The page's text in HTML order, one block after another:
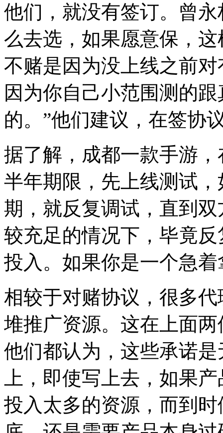
他们，就没有签订。曾
么去选，如果愿意保，
不赌是因为没上线之前
因为你自己小范围测的
的。”他们建议，在签协
据了解，成都一款手游
半年期限，先上线测试
期，就反复调试，直到
较充足的情况下，毕竟
投入。如果你是一个急
相较于对赌协议，很多
堆推广资源。这在上面
他们都认为，这些承诺
上，即使写上去，如果
投入太多的资源，而到